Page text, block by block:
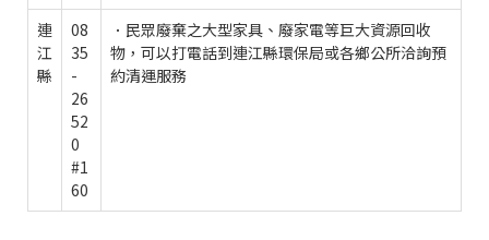
連
江
縣
08
35
-
26
52
0
#1
60
．民眾廢棄之大型家具、廢家電等巨大資源回收
物，可以打電話到連江縣環保局或各鄉公所洽詢預
約清運服務